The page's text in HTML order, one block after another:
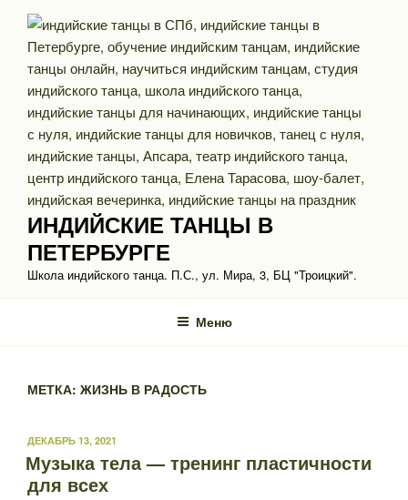
Перейти
содержимому
ИНДИЙСКИЕ ТАНЦЫ В
ПЕТЕРБУРГЕ
Школа индийского танца. П.С., ул. Мира, 3, БЦ "Троицкий".
Меню
МЕТКА: ЖИЗНЬ В РАДОСТЬ
ОПУБЛИКОВАНО
ДЕКАБРЬ 13, 2021
Музыка тела — тренинг пластичности
для всех